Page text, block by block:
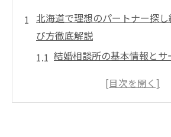
北海道で理想のパートナー探
び方徹底解説
結婚相談所の基本情報とサ
北海道内の結婚相談所の特